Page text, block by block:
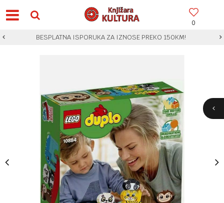
0
BESPLATNA ISPORUKA ZA IZNOSE PREKO 150KM!